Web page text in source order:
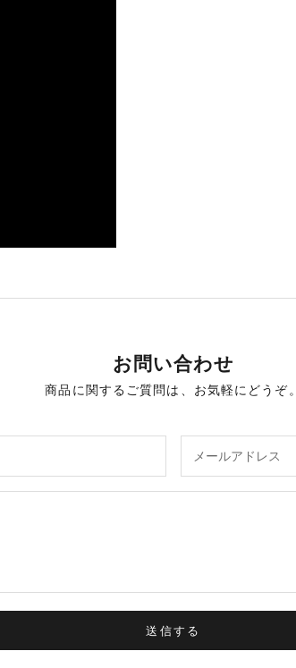
お問い合わせ
商品に関するご質問は、お気軽にどうぞ。
送信する